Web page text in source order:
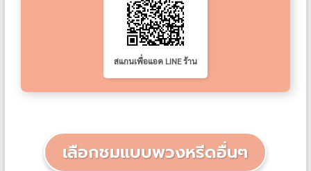
สแกนเพื่อแอด LINE ร้าน
เลือกชมแบบพวงหรีดอื่นๆ